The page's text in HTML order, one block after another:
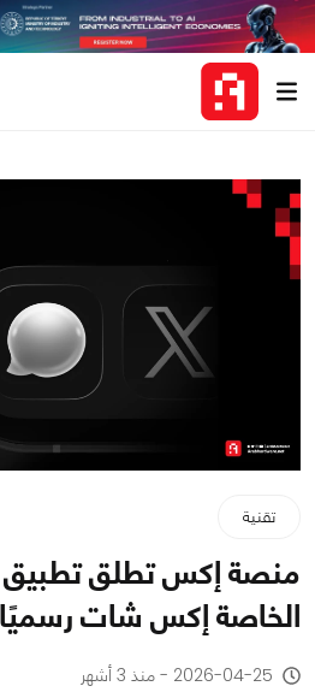
تقنية
منصة إكس تطلق تطبيق
الخاصة إكس شات رسميًا
2026-04-25 - منذ 3 أشهر